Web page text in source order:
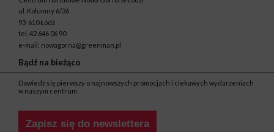
ul. Kolumny 6/36
93-610 Łódź
tel. 42 646 06 90
e-mail: nowagorna@greenman.pl
Bądź na bieżąco
Dowiedz się pierwszy o najnowszych promocjach i ciekawych wydarzeniach
w naszym centrum.
Zapisz się do newslettera